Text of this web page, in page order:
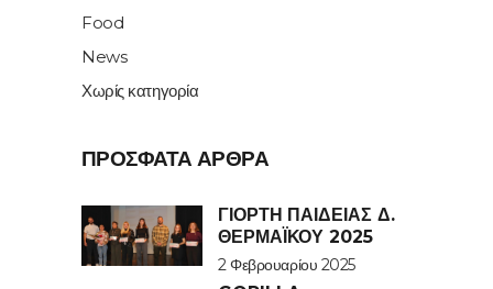
Food
News
Χωρίς κατηγορία
ΠΡΌΣΦΑΤΑ ΆΡΘΡΑ
ΓΙΟΡΤΉ ΠΑΙΔΕΊΑΣ Δ.
ΘΕΡΜΑΪΚΟΎ 2025
2 Φεβρουαρίου 2025